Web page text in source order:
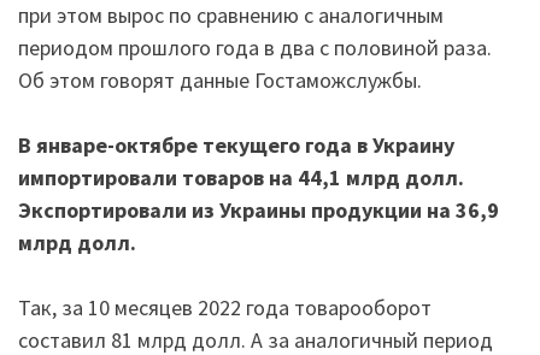
при этом вырос по сравнению с аналогичным
периодом прошлого года в два с половиной раза.
Об этом говорят данные Гостаможслужбы.
В январе-октябре текущего года в Украину
импортировали товаров на 44,1 млрд долл.
Экспортировали из Украины продукции на 36,9
млрд долл.
Так, за 10 месяцев 2022 года товарооборот
составил 81 млрд долл. А за аналогичный период